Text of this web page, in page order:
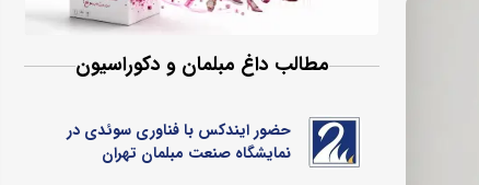
مطالب داغ مبلمان و دکوراسیون
حضور ایندکس با فناوری سوئدی در
نمایشگاه صنعت مبلمان تهران